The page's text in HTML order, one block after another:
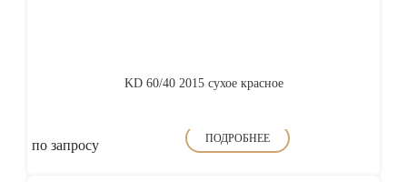
KD 60/40 2015 сухое красное
по запросу ПОДРОБНЕЕ